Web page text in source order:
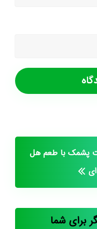
پشمک با طعم هل
برای شما